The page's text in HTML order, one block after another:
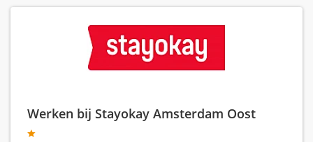
Werken bij Stayokay Amsterdam Oost